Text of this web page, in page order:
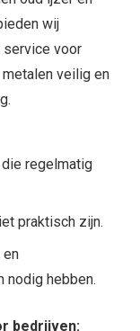
wij
service voor
metalen veilig en
regelmatig
praktisch zijn.
en
nodig hebben.
bedrijven: